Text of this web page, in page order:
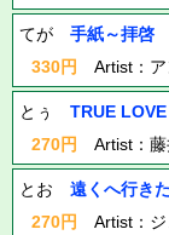
てが 手紙～拝啓
330円
Artist：ア
とぅ TRUE LOVE
270円
Artist：藤
とお 遠くへ行き
270円
Artist：ジ